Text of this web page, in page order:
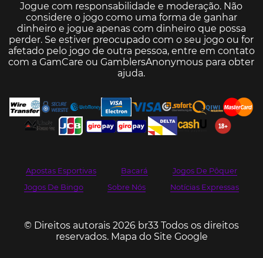
Jogue com responsabilidade e moderação. Não
considere o jogo como uma forma de ganhar
dinheiro e jogue apenas com dinheiro que possa
perder. Se estiver preocupado com o seu jogo ou for
afetado pelo jogo de outra pessoa, entre em contato
com aGamCare ouGamblersAnonymous para obter
ajuda.
Apostas Esportivas Bacará
Jogos De Pôquer
Jogos De Bingo
Sobre Nós Notícias Expressas
© Direitos autorais 2026 br33 Todos os direitos
reservados. Mapa do Site Google